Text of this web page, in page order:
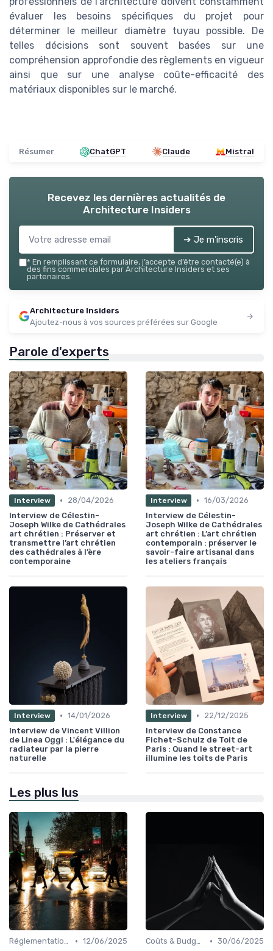
évaluer les besoins spécifiques du projet pour
déterminer le meilleur diamètre tuyau possible. De
telles décisions sont souvent basées sur une
compréhension approfondie des règlements en vigueur
ainsi que sur une analyse coûte-efficacité des
matériaux disponibles sur le marché.
Résumer ChatGPT Claude Mistral
Recevez les dernières actualités de
Architecture Insiders
➔ Je m'inscris
* En remplissant ce formulaire, j’accepte d’être contacté(e) à
des fins commerciales par Architecture Insiders et ses
partenaires.
Architecture Insiders
Ajoutez-nous à vos sources préférées sur Google
Parole d'experts
Interview •
28/04/2026
Interview de Célestin-
Joseph Wilke de Cathédrales
art chrétien : Préserver et
transmettre l’art chrétien
des cathédrales à l’ère
contemporaine
Interview • 16/03/2026
Interview de Célestin-
Joseph Wilke de Cathédrales
art chrétien : L’art chrétien
contemporain : préserver le
savoir-faire artisanal dans
les ateliers français
Interview • 14/01/2026
Interview de Vincent Villion
de Linea Oggi : L'élégance du
radiateur par la pierre
naturelle
Interview •
22/12/2025
Interview de Constance
Fichet-Schulz de Toit de
Paris : Quand le street-art
illumine les toits de Paris
Les plus lus
Réglementations & Normes • 12/06/2025 Coûts & Budgets • 30/06/2025